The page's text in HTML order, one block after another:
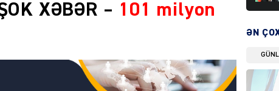
XƏBƏR – 101 milyon
DÜNYA
ƏN